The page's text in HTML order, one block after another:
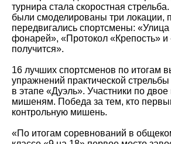
турнира стала скоростная
были смоделированы три локации,
передвигались спортсмены:
фонарей», «Протокол «Крепость» и
получится».
16 лучших спортсменов по итогам
упражнений практической
в этапе «Дуэль». Участники по двое
мишеням. Победа за тем, кто
контрольную мишень.
«По итогам соревнований в